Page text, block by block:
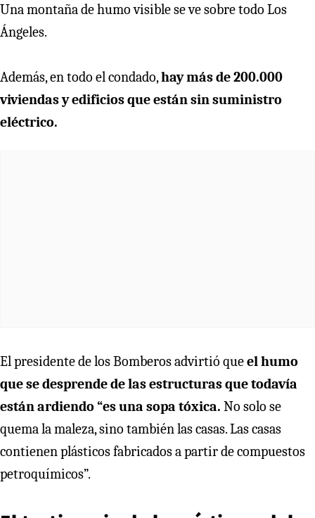
Una montaña de humo visible se ve sobre todo Los
Ángeles.
Además, en todo el condado,hay más de 200.000
viviendas y edificios que están sin suministro
eléctrico.
El presidente de los Bomberos advirtió queel humo
que se desprende de las estructuras que todavía
están ardiendo “es una sopa tóxica. No solo se
quema la maleza, sino también las casas. Las casas
contienen plásticos fabricados a partir de compuestos
petroquímicos”.